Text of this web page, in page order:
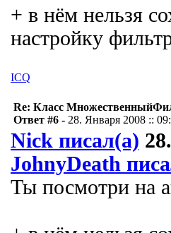
+ в нём нельзя
настройку
ICQ
Re: Класс
Ответ #6 - 28. Января 2008 ::
Nick писал(а)
JohnyDeath
Ты посмотри на